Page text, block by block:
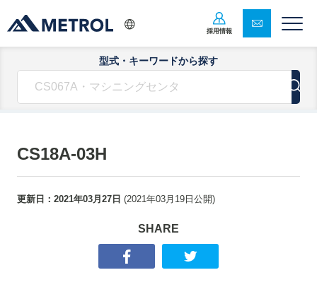
採用情報
型式・キーワードから探す
CS18A-03H
更新日： 2021年03月27日 (2021年03月19日 公開)
SHARE